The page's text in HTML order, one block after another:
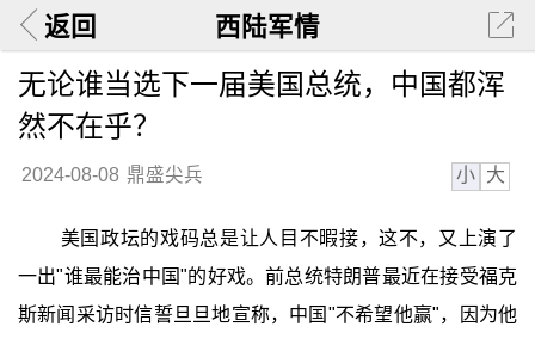
返回 西陆军情
无论谁当选下一届美国总统，中国都浑
然不在乎？
2024-08-08 鼎盛尖兵 小 大
美国政坛的戏码总是让人目不暇接，这不，又上演了
一出"谁最能治中国"的好戏。前总统特朗普最近在接受福克
斯新闻采访时信誓旦旦地宣称，中国"不希望他赢"，因为他